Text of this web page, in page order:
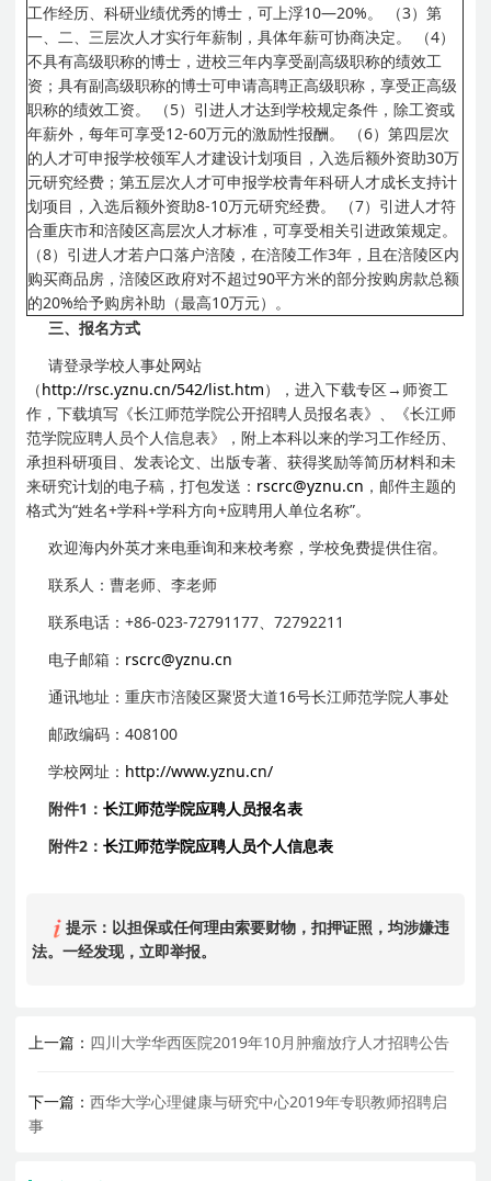
工作经历、科研业绩优秀的博士，可上浮10—20%。
（3）第
一、二、三层次人才实行年薪制，具体年薪可协商决定。
（4）
不具有高级职称的博士，进校三年内享受副高级职称的绩效工
资；具有副高级职称的博士可申请高聘正高级职称，享受正高级
职称的绩效工资。
（5）引进人才达到学校规定条件，除工资或
年薪外，每年可享受12-60万元的激励性报酬。
（6）第四层次
的人才可申报学校领军人才建设计划项目，入选后额外资助30万
元研究经费；第五层次人才可申报学校青年科研人才成长支持计
划项目，入选后额外资助8-10万元研究经费。
（7）引进人才符
合重庆市和涪陵区高层次人才标准，可享受相关引进政策规定。
（8）引进人才若户口落户涪陵，在涪陵工作3年，且在涪陵区内
购买商品房，涪陵区政府对不超过90平方米的部分按购房款总额
的20%给予购房补助（最高10万元）。
三、报名方式
请登录学校人事处网站
（http://rsc.yznu.cn/542/list.htm），进入下载专区→师资工
作，下载填写《长江师范学院公开招聘人员报名表》、《长江师
范学院应聘人员个人信息表》，附上本科以来的学习工作经历、
承担科研项目、发表论文、出版专著、获得奖励等简历材料和未
来研究计划的电子稿，打包发送： rscrc@yznu.cn ，邮件主题的
格式为“姓名+学科+学科方向+应聘用人单位名称”。
欢迎海内外英才来电垂询和来校考察，学校免费提供住宿。
联系人：曹老师、李老师
联系电话：+86-023-72791177、72792211
电子邮箱： rscrc@yznu.cn
通讯地址：重庆市涪陵区聚贤大道16号长江师范学院人事处
邮政编码：408100
学校网址： http://www.yznu.cn/
附件1 ：长江师范学院应聘人员报名表
附件2 ：长江师范学院应聘人员个人信息表
提示：以担保或任何理由索要财物，扣押证照，均涉嫌违
法。一经发现，立即举报。
上一篇： 四川大学华西医院2019年10月肿瘤放疗人才招聘公告
下一篇：西华大学心理健康与研究中心2019年专职教师招聘启
事